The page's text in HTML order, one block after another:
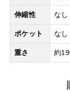
伸縮性 なし
ポケット なし
重さ 約